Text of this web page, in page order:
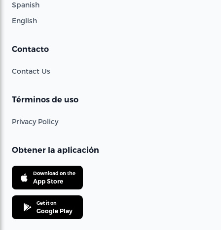
Spanish
English
Contacto
Contact Us
Términos de uso
Privacy Policy
Obtener la aplicación
Download on the
App Store
Get it on
Google Play